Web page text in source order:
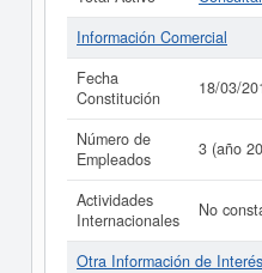
Información Comercial
Fecha
Constitución
18/03/
Número de
Empleados
3 (año
Actividades
Internacionales
No
Otra Información de Interés